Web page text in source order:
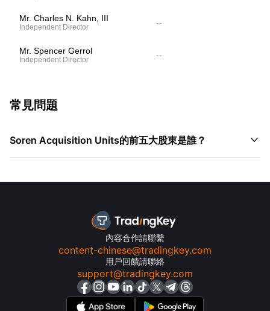
Mr. Charles N. Kahn, III
Independent Director --
Mr. Spencer Gerrol
Independent Director --
常見問題
Soren Acquisition Units的前五大股東是誰？ 
內容合作請聯繫
content-chinese@tradingkey.com
用戶回饋請聯絡
support@tradingkey.com